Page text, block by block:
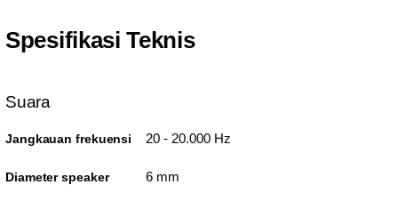
Spesifikasi Teknis
Suara
Jangkauan frekuensi 20 - 20.000 Hz
Diameter speaker 6 mm